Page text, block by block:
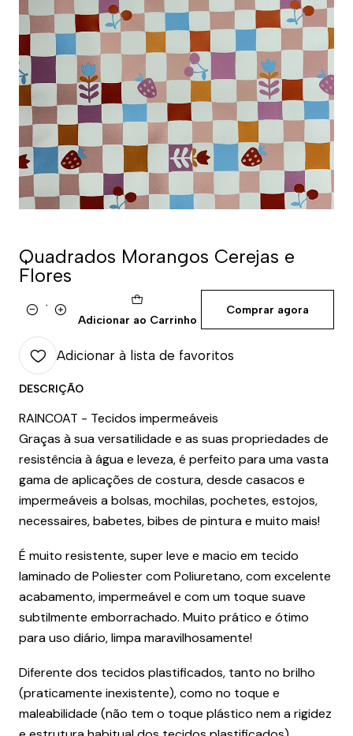
Quadrados Morangos Cerejas e
Flores
QuantidadeAdicionar ao Carrinho
Comprar agora
Adicionar à lista de favoritos
DESCRIÇÃO
RAINCOAT - Tecidos impermeáveis
Graças à sua versatilidade e as suas propriedades de
resistência à água e leveza, é perfeito para uma vasta
gama de aplicações de costura, desde casacos e
impermeáveis a bolsas, mochilas, pochetes, estojos,
necessaires, babetes, bibes de pintura e muito mais!
É muito resistente, super leve e macio em tecido
laminado de Poliester com Poliuretano, com excelente
acabamento, impermeável e com um toque suave
subtilmente emborrachado. Muito prático e ótimo
para uso diário, limpa maravilhosamente!
Diferente dos tecidos plastificados, tanto no brilho
(praticamente inexistente), como no toque e
maleabilidade (não tem o toque plástico nem a rigidez